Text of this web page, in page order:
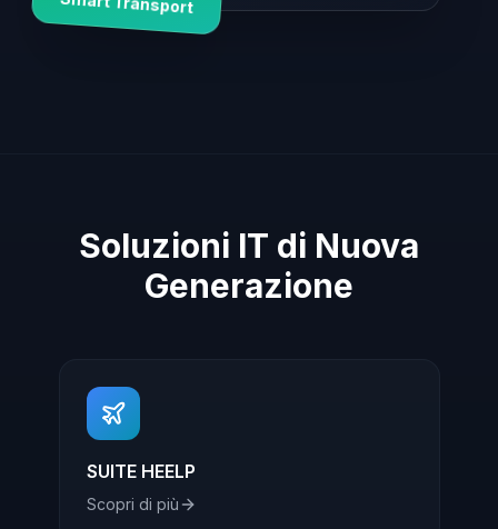
Smart Transport
Soluzioni IT di Nuova
Generazione
SUITE HEELP
Scopri di più